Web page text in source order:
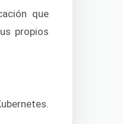
que
propios